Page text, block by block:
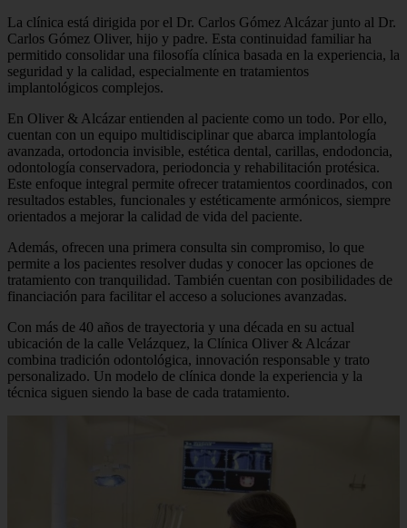
La clínica está dirigida por el Dr. Carlos Gómez Alcázar junto al Dr.
Carlos Gómez Oliver, hijo y padre. Esta continuidad familiar ha
permitido consolidar una filosofía clínica basada en la experiencia, la
seguridad y la calidad, especialmente en tratamientos
implantológicos complejos.
En Oliver & Alcázar entienden al paciente como un todo. Por ello,
cuentan con un equipo multidisciplinar que abarca implantología
avanzada, ortodoncia invisible, estética dental, carillas, endodoncia,
odontología conservadora, periodoncia y rehabilitación protésica.
Este enfoque integral permite ofrecer tratamientos coordinados, con
resultados estables, funcionales y estéticamente armónicos, siempre
orientados a mejorar la calidad de vida del paciente.
Además, ofrecen una primera consulta sin compromiso, lo que
permite a los pacientes resolver dudas y conocer las opciones de
tratamiento con tranquilidad. También cuentan con posibilidades de
financiación para facilitar el acceso a soluciones avanzadas.
Con más de 40 años de trayectoria y una década en su actual
ubicación de la calle Velázquez, la Clínica Oliver & Alcázar
combina tradición odontológica, innovación responsable y trato
personalizado. Un modelo de clínica donde la experiencia y la
técnica siguen siendo la base de cada tratamiento.